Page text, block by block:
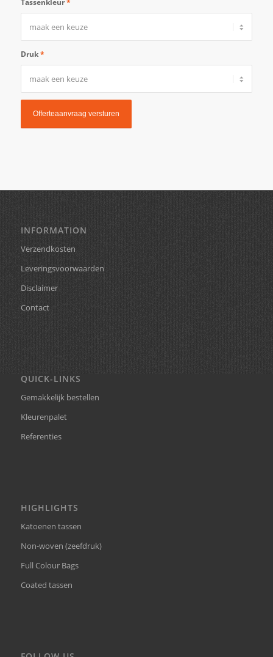
Druk*
INFORMATION
Verzendkosten
Leveringsvoorwaarden
Disclaimer
Contact
QUICK-LINKS
Gemakkelijk bestellen
Kleurenpalet
Referenties
HIGHLIGHTS
Katoenen tassen
Non-woven (zeefdruk)
Full Colour Bags
Coated tassen